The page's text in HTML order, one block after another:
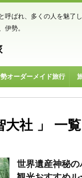
呼ばれ、多くの人を魅了
伊勢。
オーダーメイド旅行
大社 」 一覧
世界遺産神秘